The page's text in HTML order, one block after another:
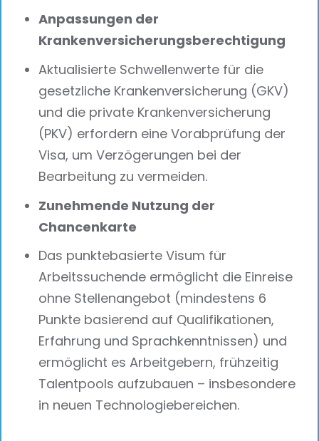
Anpassungen der
Krankenversicherungsberechtigung
Aktualisierte Schwellenwerte für die
gesetzliche Krankenversicherung (GKV)
und die private Krankenversicherung
(PKV) erfordern eine Vorabprüfung der
Visa, um Verzögerungen bei der
Bearbeitung zu vermeiden.
Zunehmende Nutzung der
Chancenkarte
Das punktebasierte Visum für
Arbeitssuchende ermöglicht die Einreise
ohne Stellenangebot (mindestens 6
Punkte basierend auf Qualifikationen,
Erfahrung und Sprachkenntnissen) und
ermöglicht es Arbeitgebern, frühzeitig
Talentpools aufzubauen – insbesondere
in neuen Technologiebereichen.